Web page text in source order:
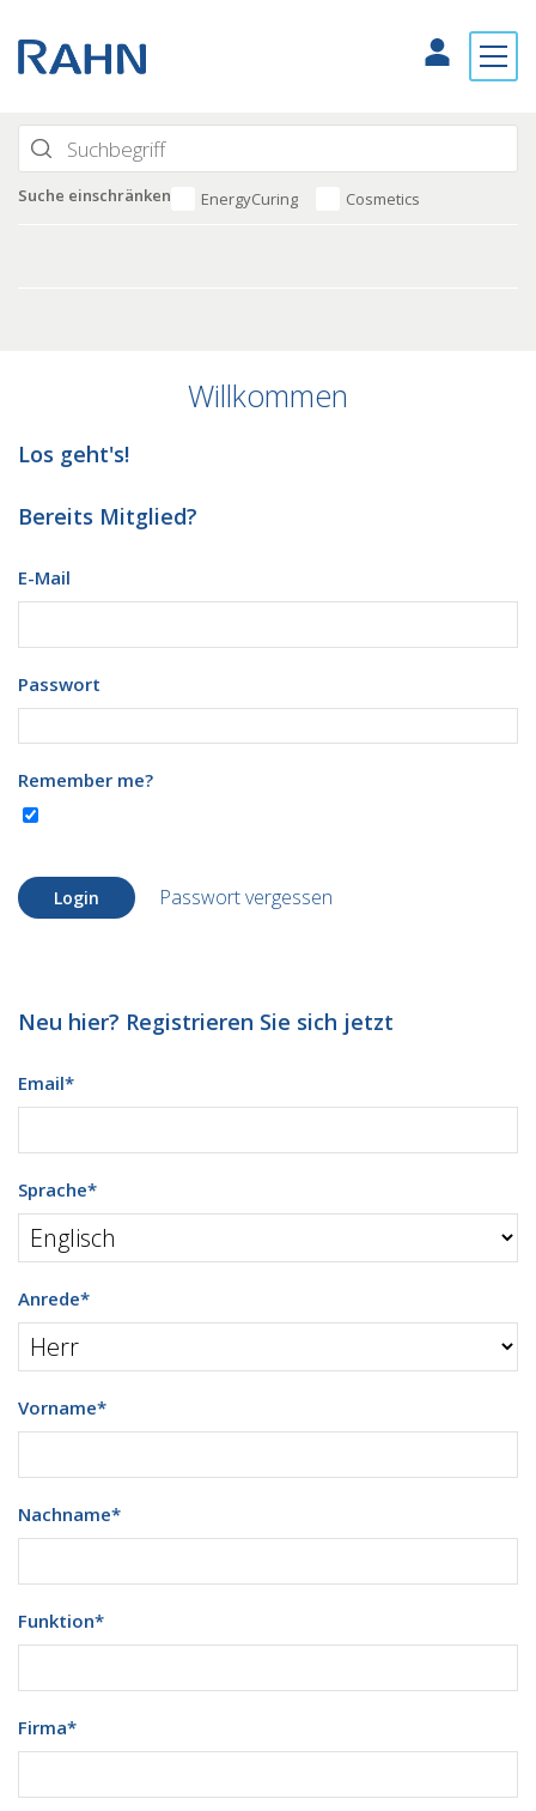
Suche einschränken EnergyCuring Cosmetics
Willkommen
Los geht's!
Bereits Mitglied?
E-Mail
Passwort
Remember me?
Login Passwort vergessen
Neu hier? Registrieren Sie sich jetzt
Email*
Sprache*
Anrede*
Vorname*
Nachname*
Funktion*
Firma*